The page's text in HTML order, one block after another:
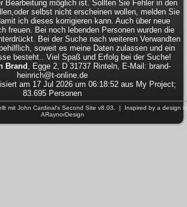
Bearbeitung möglich ist. Sollten Sie Fehler in den
selbst nicht erscheinen wollen, melden Sie
ich dieses korrigieren kann. Auch über neue
freuen. Bei noch lebenden Personen wurden die
Bei der Suche nach weiteren Verwandten
soweit es meine Daten zulassen und ein
besteht.. Viel Spaß und Erfolg bei der Suche!
Brand , Egge 2, D 31737 Rinteln, E-Mail: brand-
heinrich@t-online.de
am 17 Jul 2026 um 06:18:52 aus My Project;
83.695 Personen
mit John Cardinal's Second Site v8.03. | Inspired by a design
ARaynorDesign